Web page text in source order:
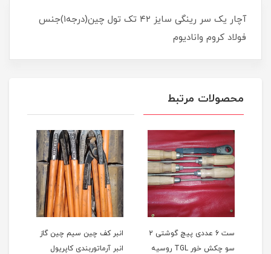
آچار یک سر رینگی سایز ۴۲ تک تول چین(درجه۱)جنس
فولاد کروم وانادیوم
محصولات مرتبط
ست 6 عددی پیچ گوشتی 2
سو چکش خور TGL روسیه
انبر کف چین سیم چین گاز
انبر آرماتوربندی کاپریول